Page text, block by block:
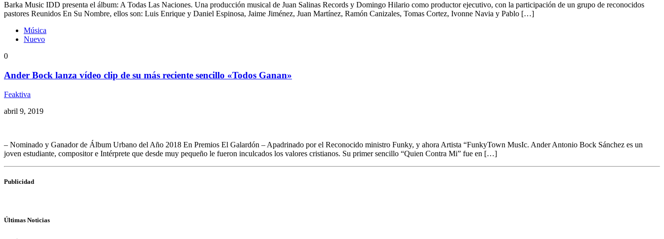
Barka Music IDD presenta el álbum: A Todas Las Naciones. Una producción musical de Juan Salinas Records y Domingo Hilario como productor ejecutivo, con la participación de un grupo de reconocidos
pastores Reunidos En Su Nombre, ellos son: Luis Enrique y Daniel Espinosa, Jaime Jiménez, Juan Martínez, Ramón Canizales, Tomas Cortez, Ivonne Navia y Pablo […]
Música
Nuevo
0
Ander Bock lanza vídeo clip de su más reciente sencillo «Todos Ganan»
Feaktiva
abril 9, 2019
– Nominado y Ganador de Álbum Urbano del Año 2018 En Premios El Galardón – Apadrinado por el Reconocido ministro Funky, y ahora Artista “FunkyTown MusIc. Ander Antonio Bock Sánchez es un
joven estudiante, compositor e Intérprete que desde muy pequeño le fueron inculcados los valores cristianos. Su primer sencillo “Quien Contra Mi” fue en […]
Publicidad
Últimas Noticias